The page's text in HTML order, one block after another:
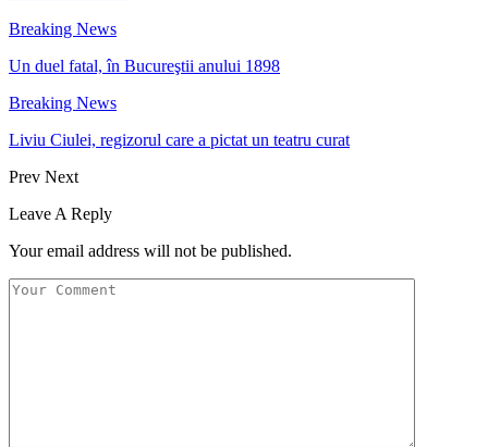
Breaking News
Un duel fatal, în Bucureştii anului 1898
Breaking News
Liviu Ciulei, regizorul care a pictat un teatru curat
Prev Next
Leave A Reply
Your email address will not be published.